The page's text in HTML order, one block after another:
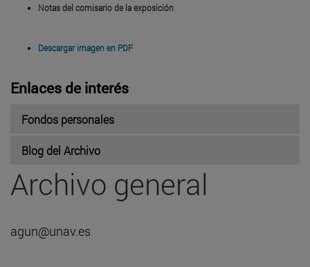
Notas del comisario de la exposición
Descargar imagen en PDF
Enlaces de interés
Fondos personales
Blog del Archivo
Archivo general
agun@unav.es